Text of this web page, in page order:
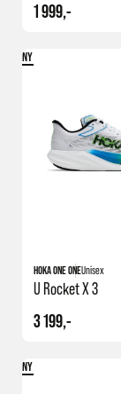
1 999,-
NY
HOKA ONE ONEUnisex
U Rocket X 3
3 199,-
NY